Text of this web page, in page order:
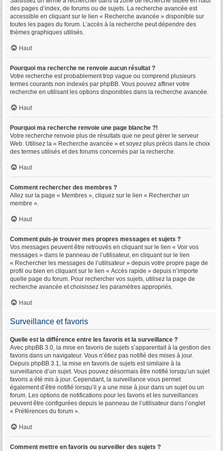
des pages d’index, de forums ou de sujets. La recherche avancée est
accessible en cliquant sur le lien « Recherche avancée » disponible sur
toutes les pages du forum. L’accès à la recherche peut dépendre des
thèmes graphiques utilisés.
Haut
Pourquoi ma recherche ne renvoie aucun résultat ?
Votre recherche est probablement trop vague ou comprend plusieurs
termes courants non indexés par phpBB. Vous pouvez affiner votre
recherche en utilisant les options disponibles dans la recherche avancée.
Haut
Pourquoi ma recherche renvoie une page blanche ?!
Votre recherche renvoie plus de résultats que ne peut gérer le serveur
Web. Utilisez la « Recherche avancée » et soyez plus précis dans le choix
des termes utilisés et des forums concernés par la recherche.
Haut
Comment rechercher des membres ?
Allez sur la page « Membres », cliquez sur le lien « Rechercher un
membre ».
Haut
Comment puis-je trouver mes propres messages et sujets ?
Vos messages peuvent être retrouvés en cliquant sur le lien « Voir vos
messages » dans le panneau de l’utilisateur, en cliquant sur le lien
« Rechercher les messages de l’utilisateur » depuis votre propre page de
profil ou bien en cliquant sur le lien « Accès rapide » depuis n’importe
quelle page du forum. Pour rechercher vos sujets, utilisez la page de
recherche avancée et choisissez les paramètres appropriés.
Haut
Surveillance et favoris
Quelle est la différence entre les favoris et la surveillance ?
Avec phpBB 3.0, la mise en favoris de sujets s’apparentait à la gestion des
favoris dans un navigateur. Vous n’étiez pas notifié des mises à jour.
Depuis phpBB 3.1, la mise en favoris de sujets est similaire à la
surveillance d’un sujet. Vous pouvez désormais être notifié lorsqu’un sujet
favoris a été mis à jour. Cependant, la surveillance vous permet
également d’être notifié lorsqu’il y a une mise à jour dans un sujet ou un
forum. Les options de notifications pour les favoris et les surveillances
peuvent être configurées depuis le panneau de l’utilisateur dans l’onglet
« Préférences du forum ».
Haut
Comment mettre en favoris ou surveiller des sujets ?